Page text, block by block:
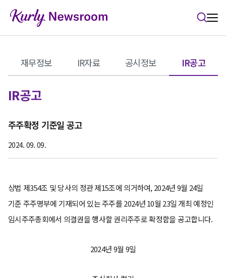
재무정보 IR자료 공시정보 IR공고
IR공고
주주확정 기준일 공고
2024. 09. 09.
상법 제354조 및 당사의 정관 제15조에 의거하여, 2024년 9월 24일
기준 주주명부에 기재되어 있는 주주를 2024년 10월 23일 개최 예정인
임시주주총회에서 의결권을 행사할 권리주주로 확정함을 공고합니다.
2024년 9월 9일